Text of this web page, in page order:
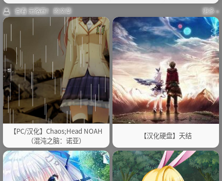
查看 无路赛！ 的文章
更多 »
【PC/汉化】Chaos;Head NOAH
（混沌之脑：诺亚）
【汉化硬盘】天结